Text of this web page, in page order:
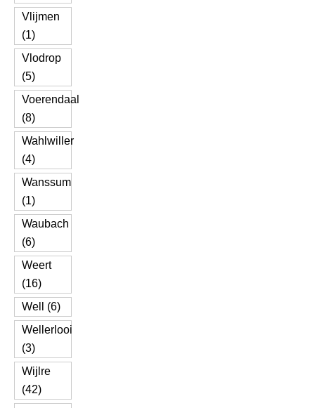
Vlijmen
(1)
Vlodrop
(5)
Voerendaal
(8)
Wahlwiller
(4)
Wanssum
(1)
Waubach
(6)
Weert
(16)
Well (6)
Wellerlooi
(3)
Wijlre
(42)